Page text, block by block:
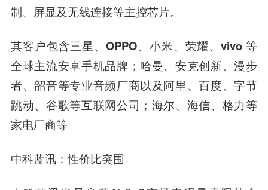
制、屏显及无线连接等主控芯片。
其客户包含三星、OPPO、小米、荣耀、vivo等
全球主流安卓手机品牌； 哈曼、安克创新、漫步
者、韶音等专业音频厂商以及阿里、百度、字节
跳动、谷歌等互联网公司； 海尔、海信、格力等
家电厂商等。
中科蓝讯：性价比突围